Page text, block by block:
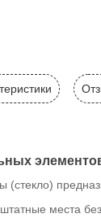
(стекло)
места